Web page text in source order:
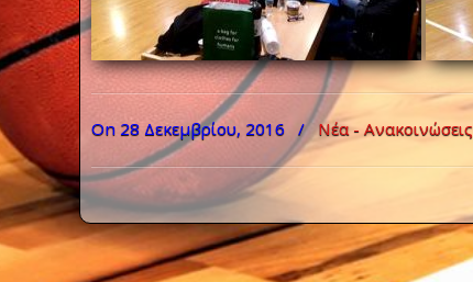
On 28 Δεκεμβρίου, 2016 / Νέα - Ανακοινώσεις